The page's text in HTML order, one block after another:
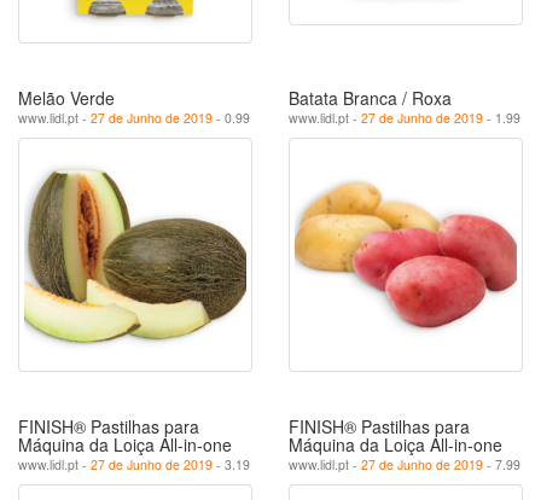
Melão Verde
www.lidl.pt - 27 de Junho de 2019 - 0.99
Batata Branca / Roxa
www.lidl.pt - 27 de Junho de 2019 - 1.99
FINISH® Pastilhas para
Máquina da Loiça All-in-one
www.lidl.pt - 27 de Junho de 2019 - 3.19
FINISH® Pastilhas para
Máquina da Loiça All-in-one
www.lidl.pt - 27 de Junho de 2019 - 7.99